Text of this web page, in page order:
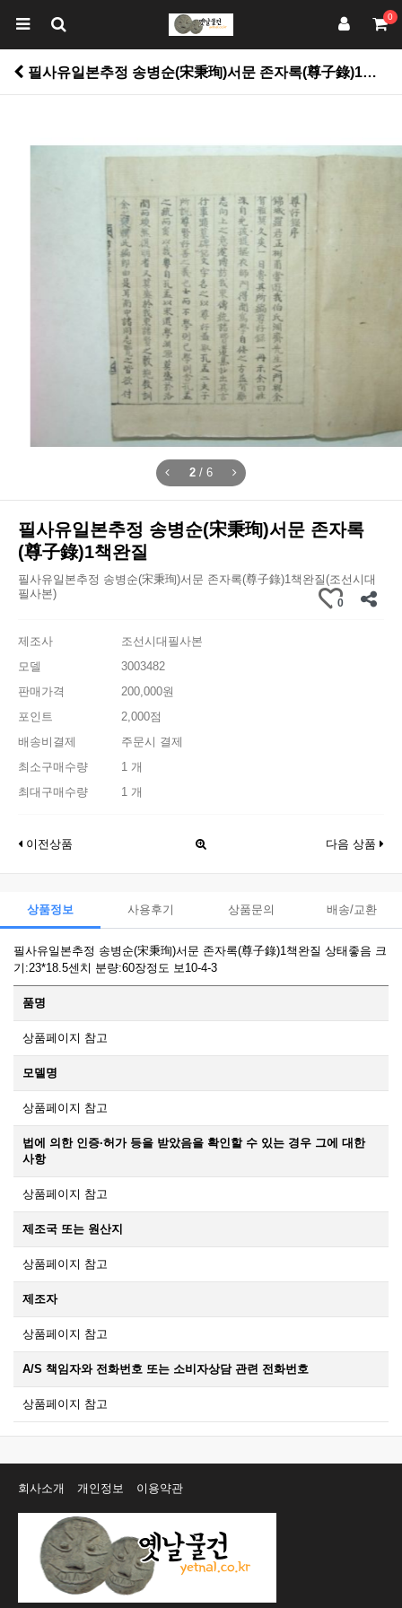
0
필사유일본추정 송병순(宋秉珣)서문 존자록(尊子錄)1책완질 > 고서적
2 / 6
필사유일본추정 송병순(宋秉珣)서문 존자록
(尊子錄)1책완질
필사유일본추정 송병순(宋秉珣)서문 존자록(尊子錄)1책완질(조선시대
필사본)
0
제조사
조선시대필사본
모델
3003482
판매가격
200,000원
포인트
2,000점
배송비결제
주문시 결제
최소구매수량
1 개
최대구매수량
1 개
이전상품 다음 상품
상품정보 사용후기 상품문의 배송/교환
필사유일본추정 송병순(宋秉珣)서문 존자록(尊子錄)1책완질 상태좋음 크
기:23*18.5센치 분량:60장정도 보10-4-3
품명
상품페이지 참고
모델명
상품페이지 참고
법에 의한 인증·허가 등을 받았음을 확인할 수 있는 경우 그에 대한
사항
상품페이지 참고
제조국 또는 원산지
상품페이지 참고
제조자
상품페이지 참고
A/S 책임자와 전화번호 또는 소비자상담 관련 전화번호
상품페이지 참고
회사소개 개인정보 이용약관